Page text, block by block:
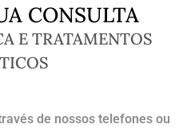
CONSULTA
E TRATAMENTOS
de nossos telefones ou